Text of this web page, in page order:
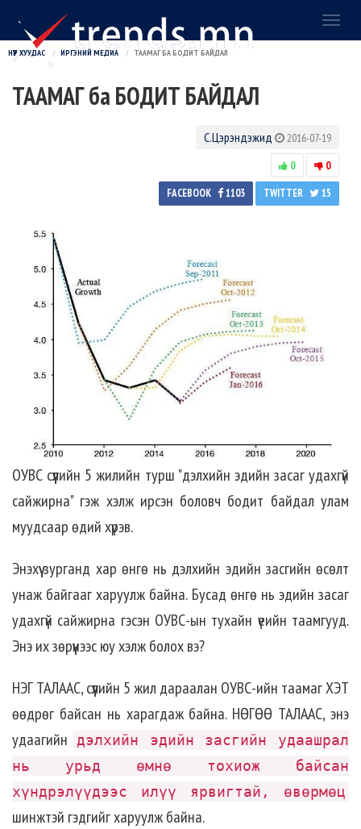
НҮҮР ХУУДАС ИРГЭНИЙ МЕДИА ТААМАГ БА БОДИТ БАЙДАЛ
ТААМАГ ба БОДИТ БАЙДАЛ
С.Цэрэндэжид
2016-07-19
0
0
FACEBOOK 1103 TWITTER 15
ОУВС сүүлийн 5 жилийн турш "дэлхийн эдийн засаг удахгүй
сайжирна" гэж хэлж ирсэн боловч бодит байдал улам
муудсаар өдий хүрэв.
Энэхүү зурганд xар өнгө нь дэлхийн эдийн засгийн өсөлт
унаж байгааг харуулж байна. Бусад өнгө нь эдийн засaг
удахгүй сайжирна гэсэн ОУВС-ын тухайн үеийн таамгууд.
Энэ их зөрүүнээс юу хэлж болох вэ?
НЭГ ТАЛААС, сүүлийн 5 жил дараалан ОУВС-ийн таамаг XЭT
өөдрөг байсан нь харагдаж байна. НӨГӨӨ ТАЛААС, энэ
удаагийн
дэлхийн эдийн засгийн удаашрал
нь урьд өмнө тохиож байсан
хүндрэлүүдээс илүү ярвигтай, өвөрмөц
шинжтэй гэдгийг харуулж байна.